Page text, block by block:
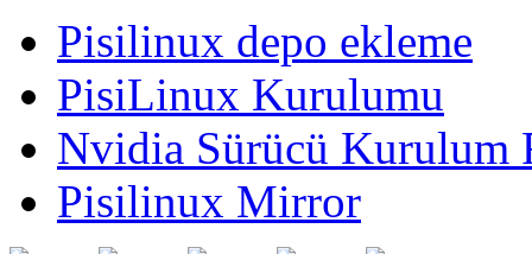
Pisilinux depo ekleme
PisiLinux Kurulumu
Nvidia Sürücü Kurulum
Pisilinux Mirror